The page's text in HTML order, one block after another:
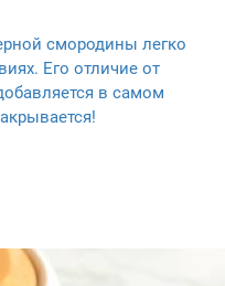
смородины легко
Его отличие от
в самом